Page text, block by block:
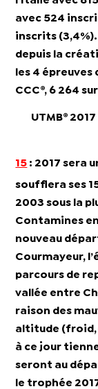
avec 524
inscrits (3,4%).
depuis la
les 4 épreuves
CCC®, 6 264
UTMB®
15 : 2017 sera
soufflera ses
2003 sous la
Contamines
nouveau
Courmayeur,
parcours de
vallée entre
raison des
altitude (froid,
à ce jour
seront au
le trophée